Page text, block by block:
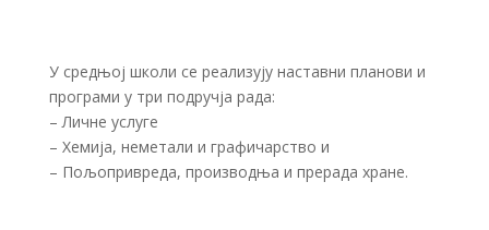
У средњој школи се реализују наставни планови и
програми у три подручја рада:
– Личне услуге
– Хемија, неметали и графичарство и
– Пољопривреда, производња и прерада хране.